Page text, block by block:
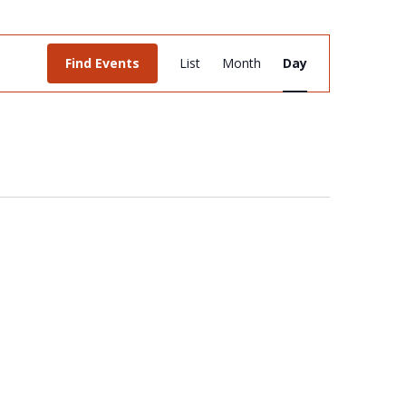
Find Events
Views
List Month Day